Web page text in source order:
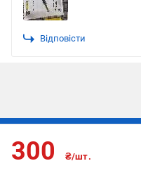
Відповісти
300 ₴/шт.
Підписуйтесь, щоб